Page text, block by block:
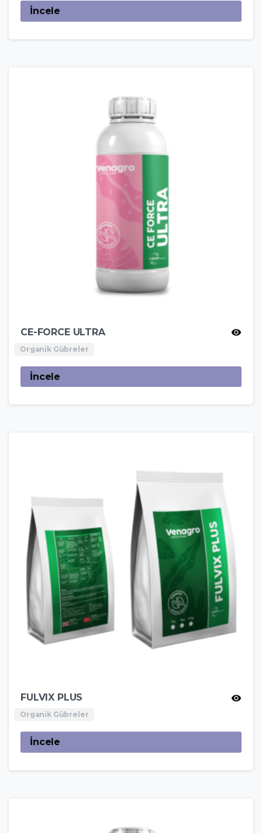
İncele
CE-FORCE ULTRA
Organik Gübreler
İncele
FULVIX PLUS
Organik Gübreler
İncele